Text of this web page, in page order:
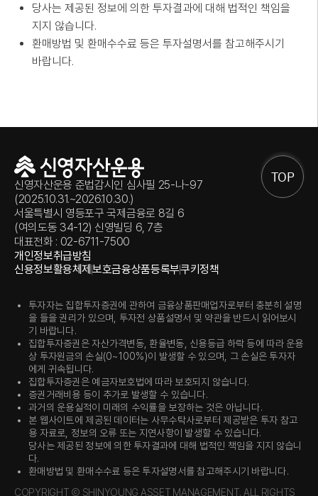
당사는 제공된 정보에 의한 투자결과에 대해 법적인 책임을
지지 않습니다.
환매방법 및 환매수수료 등은 투자설명서를 참고해주시기
바랍니다.
신영자산운용 준법감시인 심사필 25-나-97
(2025.10.31.~2026.10.30.)
서울특별시 영등포구 국제금융로 8길 6
(여의도동 34-12) 신영빌딩 6, 7층
대표전화 : 02-6711-7500
TOP
개인정보취급방침
신용정보활용체제 보호금융상품등록부쿠키정책
투자자는 집합투자증권에 관하여 금융상품판매업자로부터 충분히 설명
을 들을 권리가 있으며, 투자전 상품설명서 및 약관을 반드시 읽어보시
기 바랍니다.
집합투자증권은 자산가격변동, 환율변동, 신용등급 하락 등에 따라 운용
상 투자원금의 손실(0~100%)이 발생할 수 있으며, 그 손실은 투자자
에게 귀속됩니다.
집합투자증권은 예금자보호법에 따라 보호되지 않습니다.
증권거래비용 등이 추가로 발생할 수 있습니다.
과거의 운용실적이 미래의 수익률을 보장하는 것은 아닙니다.
본 웹사이트에 제공된 데이터는 사무수탁사로부터 제공받은 투자 참고
용 자료로, 정보의 오류 또는 지연사항이 발생할 수 있습니다.
당사는 제공된 정보에 의한 투자결과에 대해 법적인 책임을 지지 않습니
다.
환매방법 및 환매수수료 등은 투자설명서를 참고해주시기 바랍니다.
COPYRIGHT Ⓒ SHINYOUNG ASSET MANAGEMENT. ALL RIGHTS